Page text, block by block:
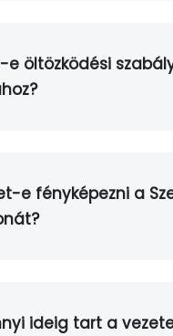
e öltözködési
e fényképezni a
ideig tart a